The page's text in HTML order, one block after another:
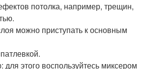
потолка, например, трещин,
можно приступать к основным
этого воспользуйтесь миксером